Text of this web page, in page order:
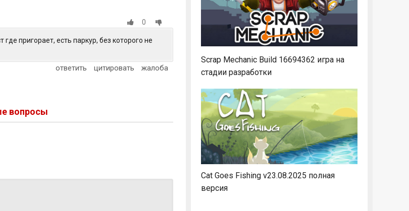
0
пригорает, есть паркур, без которого не
ответить цитировать жалоба
вопросы
Scrap Mechanic Build 16694362 игра на
стадии разработки
Cat Goes Fishing v23.08.2025 полная
версия